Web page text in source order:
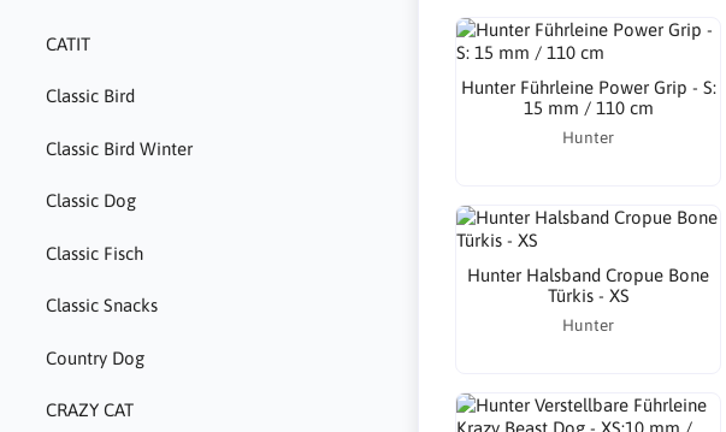
CATIT
Classic Bird
Classic Bird Winter
Classic Dog
Classic Fisch
Classic Snacks
Country Dog
CRAZY CAT
Hunter Führleine Power Grip - S:
15 mm / 110 cm
Hunter
Hunter Halsband Cropue Bone
Türkis - XS
Hunter